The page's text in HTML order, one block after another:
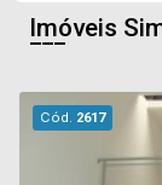
Imóveis
Cód. 2617